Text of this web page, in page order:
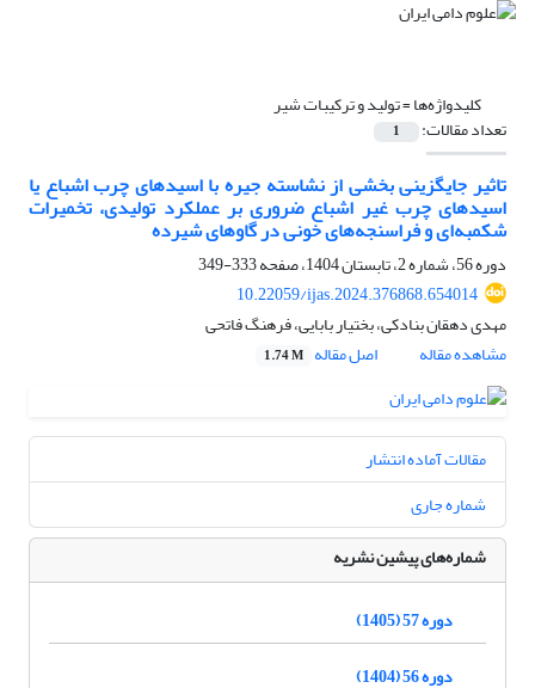
کلیدواژه‌ها =تولید و ترکیبات شیر
تعداد مقالات: 1
تاثیر جایگزینی بخشی از نشاسته جیره با اسیدهای چرب اشباع یا
اسیدهای چرب غیر اشباع ضروری بر عملکرد تولیدی، تخمیرات
شکمبه‌ای و فراسنجه‌های خونی در گاوهای شیرده
دوره 56، شماره 2، تابستان 1404، صفحه
333-349
10.22059/ijas.2024.376868.654014
مهدی دهقان بنادکی، بختیار بابایی، فرهنگ فاتحی
مشاهده مقاله
اصل مقاله 1.74 M
مقالات آماده انتشار
شماره جاری
شماره‌های پیشین نشریه
دوره 57 (1405)
دوره 56 (1404)